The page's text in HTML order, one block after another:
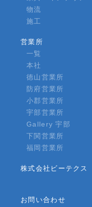
物流
施工
営業所
一覧
本社
徳山営業所
防府営業所
小郡営業所
宇部営業所
Gallery 宇部
下関営業所
福岡営業所
株式会社ビーテクス
お問い合わせ